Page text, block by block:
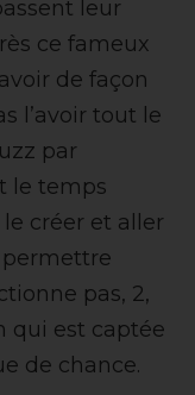
leur
ce fameux
de façon
l’avoir tout le
par
le temps
créer et aller
pas, 2,
qui est captée
de chance.